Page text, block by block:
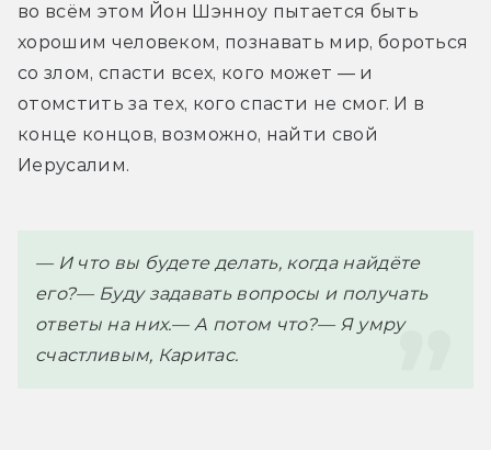
во всём этом Йон Шэнноу пытается быть
хорошим человеком, познавать мир, бороться
со злом, спасти всех, кого может — и
отомстить за тех, кого спасти не смог. И в
конце концов, возможно, найти свой
Иерусалим.
— И что вы будете делать, когда найдёте
его?— Буду задавать вопросы и получать
ответы на них.— А потом что?— Я умру
счастливым, Каритас.